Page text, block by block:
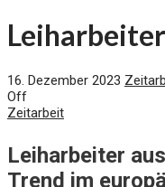
16. Dezember 2023
Off
Zeitarbeit
Leiharbeiter
Trend im